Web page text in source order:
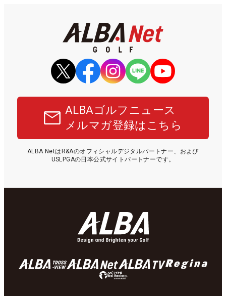
ALBAゴルフニュース
メルマガ登録はこちら
ALBA NetはR&Aのオフィシャルデジタルパートナー、および
USLPGAの日本公式サイトパートナーです。